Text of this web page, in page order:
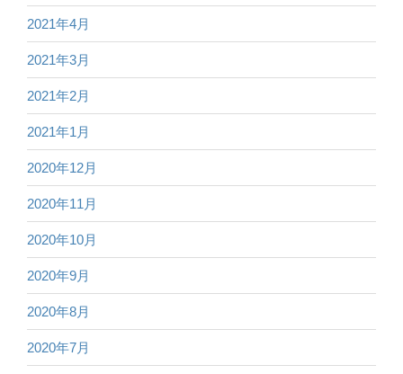
2021年4月
2021年3月
2021年2月
2021年1月
2020年12月
2020年11月
2020年10月
2020年9月
2020年8月
2020年7月